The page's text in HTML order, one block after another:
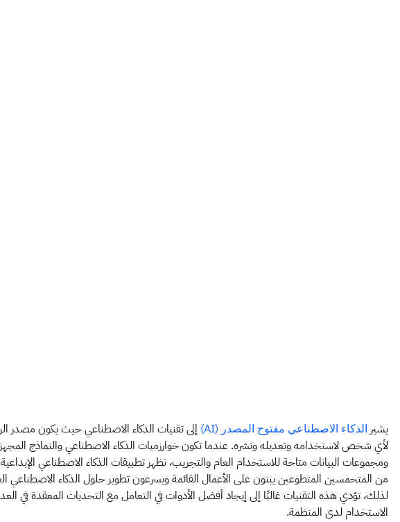
يشير الذكاء الاصطناعي مفتوح المصدر (AI)
إلى تقنيات الذكاء الاصطناعي حيث يكون مصدر
لأي شخص لاستخدامه وتعديله ونشره. عندما تكون خوارزميات الذكاء الاصطناعي والنماذج
ومجموعات البيانات متاحة للاستخدام العام والتجريب، تظهر تطبيقات الذكاء الاصطناعي
من المتحمسين المتطوعين يبنون على الأعمال القائمة ويسرعون تطوير حلول الذكاء الاصطناعي
لذلك، تؤدي هذه التقنيات غالبًا إلى إيجاد أفضل الأدوات في التعامل مع التحديات المعقدة في
الاستخدام لدى المنظمة.